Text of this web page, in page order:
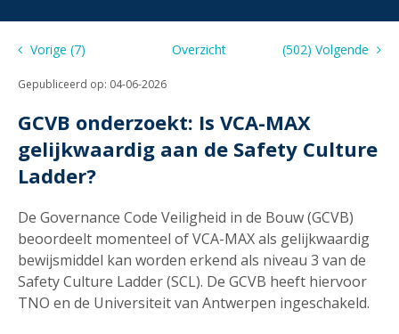
Vorige (7) Overzicht (502) Volgende
Gepubliceerd op: 04-06-2026
GCVB onderzoekt: Is VCA-MAX
gelijkwaardig aan de Safety Culture
Ladder?
De Governance Code Veiligheid in de Bouw (GCVB)
beoordeelt momenteel of VCA-MAX als gelijkwaardig
bewijsmiddel kan worden erkend als niveau 3 van de
Safety Culture Ladder (SCL). De GCVB heeft hiervoor
TNO en de Universiteit van Antwerpen ingeschakeld.